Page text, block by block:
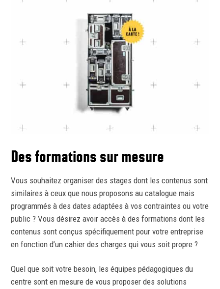
Des formations sur mesure
Vous souhaitez organiser des stages dont les contenus sont
similaires à ceux que nous proposons au catalogue mais
programmés à des dates adaptées à vos contraintes ou votre
public ? Vous désirez avoir accès à des formations dont les
contenus sont conçus spécifiquement pour votre entreprise
en fonction d’un cahier des charges qui vous soit propre ?
Quel que soit votre besoin, les équipes pédagogiques du
centre sont en mesure de vous proposer des solutions